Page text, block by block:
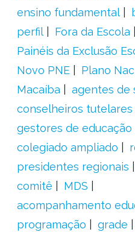
ensino fundamental
perfil
Fora da Escola
Painéis da Exclusão
Novo PNE
Plano
Macaíba
agentes de
conselheiros tutelares
gestores de educação
colegiado ampliado
presidentes regionais
comitê
MDS
acompanhamento
programação
grade